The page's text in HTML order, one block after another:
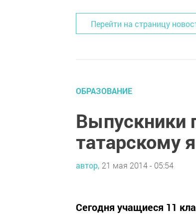
Перейти на страницу
ОБРАЗОВАНИЕ
Выпускники
татарскому
автор, 21 мая 2014 - 05:54
Сегодня учащиеся 11